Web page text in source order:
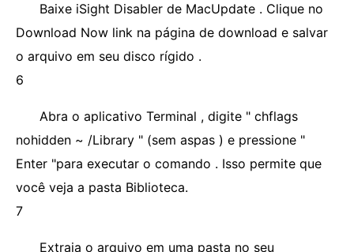
Baixe iSight Disabler de MacUpdate . Clique no
Download Now link na página de download e salvar
o arquivo em seu disco rígido .
6
Abra o aplicativo Terminal , digite " chflags
nohidden ~ /Library " (sem aspas ) e pressione "
Enter "para executar o comando . Isso permite que
você veja a pasta Biblioteca.
7
Extraia o arquivo em uma pasta no seu